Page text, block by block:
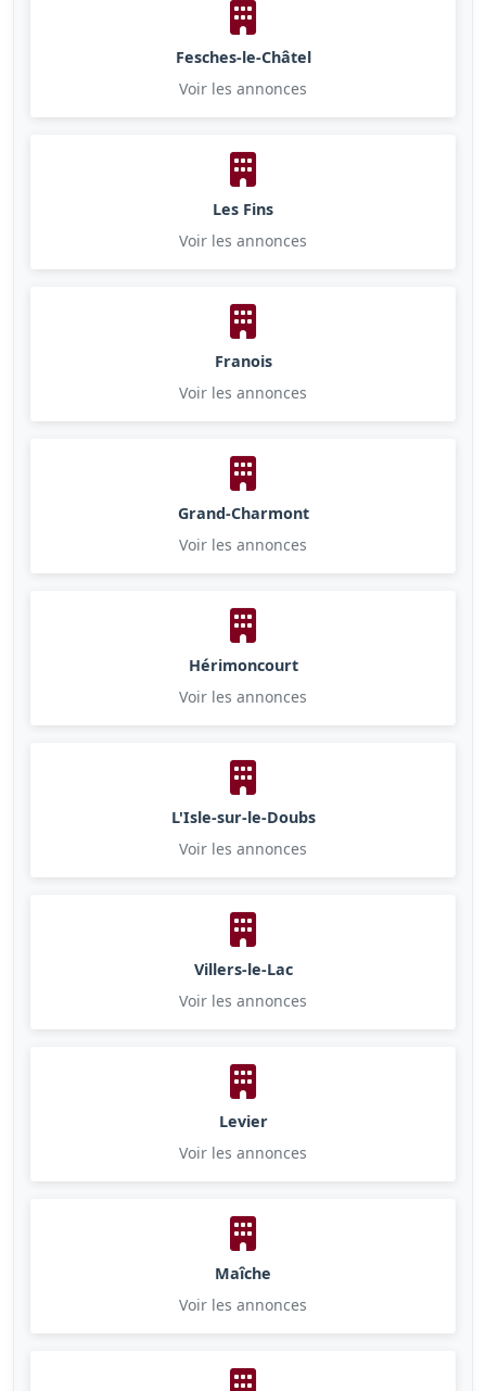
Fesches-le-Châtel
Voir les annonces
Les Fins
Voir les annonces
Franois
Voir les annonces
Grand-Charmont
Voir les annonces
Hérimoncourt
Voir les annonces
L'Isle-sur-le-Doubs
Voir les annonces
Villers-le-Lac
Voir les annonces
Levier
Voir les annonces
Maîche
Voir les annonces